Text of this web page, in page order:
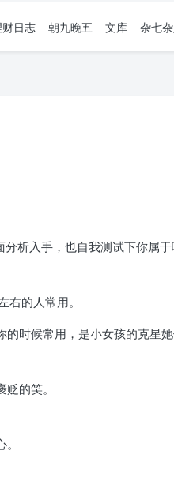
日志 朝九晚五 文库 杂七
析入手，也自我测试下你属于
的人常用。
时候常用，是小女孩的克星
的笑。